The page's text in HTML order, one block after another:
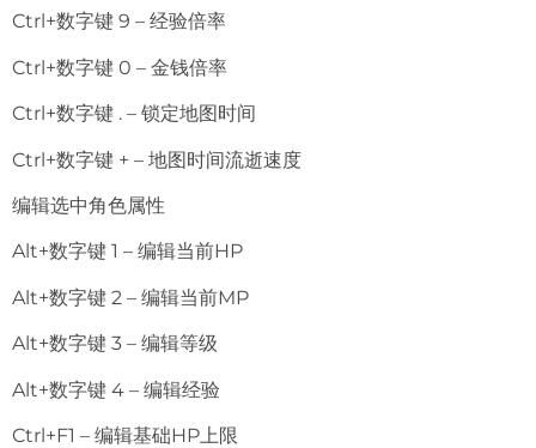
Ctrl+数字键 9 – 经验倍率
Ctrl+数字键 0 – 金钱倍率
Ctrl+数字键 . – 锁定地图时间
Ctrl+数字键 + – 地图时间流逝速度
编辑选中角色属性
Alt+数字键 1 – 编辑当前HP
Alt+数字键 2 – 编辑当前MP
Alt+数字键 3 – 编辑等级
Alt+数字键 4 – 编辑经验
Ctrl+F1 – 编辑基础HP上限